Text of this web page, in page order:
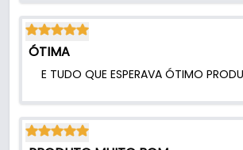
ÓTIMA